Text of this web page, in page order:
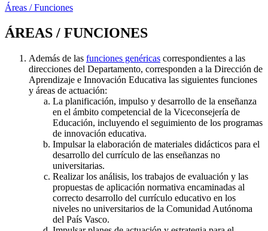
Áreas / Funciones
ÁREAS / FUNCIONES
Además de las funciones genéricas correspondientes a las
direcciones del Departamento, corresponden a la Dirección de
Aprendizaje e Innovación Educativa las siguientes funciones
y áreas de actuación:
La planificación, impulso y desarrollo de la enseñanza
en el ámbito competencial de la Viceconsejería de
Educación, incluyendo el seguimiento de los programas
de innovación educativa.
Impulsar la elaboración de materiales didácticos para el
desarrollo del currículo de las enseñanzas no
universitarias.
Realizar los análisis, los trabajos de evaluación y las
propuestas de aplicación normativa encaminadas al
correcto desarrollo del currículo educativo en los
niveles no universitarios de la Comunidad Autónoma
del País Vasco.